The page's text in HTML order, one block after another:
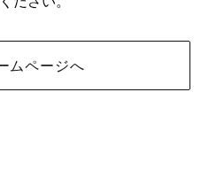
ムページへ